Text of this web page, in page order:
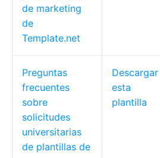
de marketing
de
Template.net
Preguntas
frecuentes
sobre
solicitudes
universitarias
de plantillas de
Descargar
esta
plantilla